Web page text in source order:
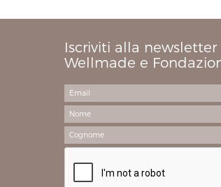
Iscriviti alla newsletter
Wellmade e